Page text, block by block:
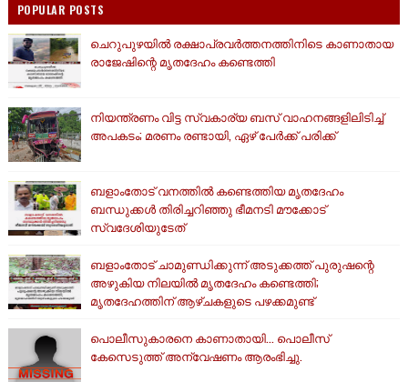
POPULAR POSTS
ചെറുപുഴയിൽ രക്ഷാപ്രവർത്തനത്തിനിടെ കാണാതായ
രാജേഷിന്റെ മൃതദേഹം കണ്ടെത്തി
നിയന്ത്രണം വിട്ട സ്വകാര്യ ബസ് വാഹനങ്ങളിലിടിച്ച്
അപകടം; മരണം രണ്ടായി, ഏഴ് പേർക്ക് പരിക്ക്
ബളാംതോട് വനത്തിൽ കണ്ടെത്തിയ മൃതദേഹം
ബന്ധുക്കൾ തിരിച്ചറിഞ്ഞു ഭീമനടി മൗക്കോട്
സ്വദേശിയുടേത്
ബളാംതോട് ചാമുണ്ഡിക്കുന്ന് അടുക്കത്ത് പുരുഷന്റെ
അഴുകിയ നിലയില്‍ മൃതദേഹം കണ്ടെത്തി;
മൃതദേഹത്തിന് ആഴ്ചകളുടെ പഴക്കമുണ്ട്
പൊലീസുകാരനെ കാണാതായി... പൊലീസ്
കേസെടുത്ത് അന്വേഷണം ആരംഭിച്ചു.